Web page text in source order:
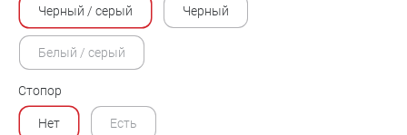
Черный / серый Черный
Белый / серый
Стопор
Нет Есть